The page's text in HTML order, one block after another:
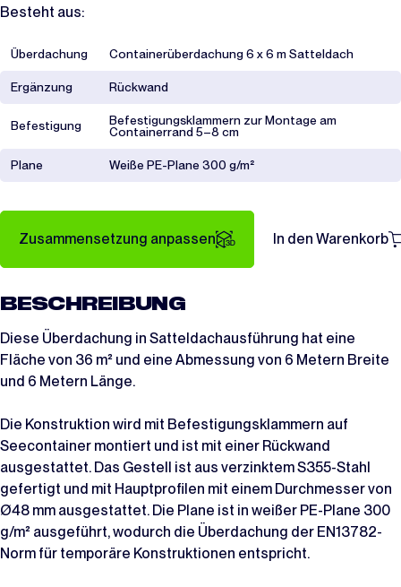
Besteht aus:
Überdachung Containerüberdachung 6 x 6 m Satteldach
Ergänzung Rückwand
Befestigung
Befestigungsklammern zur Montage am
Containerrand 5–8 cm
Plane Weiße PE-Plane 300 g/m²
Zusammensetzung anpassen In den Warenkorb
BESCHREIBUNG
Diese Überdachung in Satteldachausführung hat eine
Fläche von 36 m² und eine Abmessung von 6 Metern Breite
und 6 Metern Länge.
Die Konstruktion wird mit Befestigungsklammern auf
Seecontainer montiert und ist mit einer Rückwand
ausgestattet. Das Gestell ist aus verzinktem S355-Stahl
gefertigt und mit Hauptprofilen mit einem Durchmesser von
Ø48 mm ausgestattet. Die Plane ist in weißer PE-Plane 300
g/m² ausgeführt, wodurch die Überdachung der EN13782-
Norm für temporäre Konstruktionen entspricht.